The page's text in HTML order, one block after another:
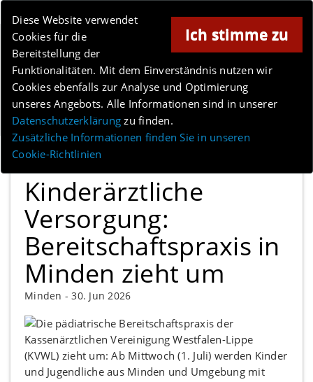
Ich stimme zu
Diese Website verwendet
Cookies für die
Bereitstellung der
Funktionalitäten. Mit dem Einverständnis nutzen wir
Cookies ebenfalls zur Analyse und Optimierung
unseres Angebots. Alle Informationen sind in unserer
Datenschutzerklärung zu finden.
Zusätzliche Informationen finden Sie in unseren
Cookie-Richtlinien
Anzeige
Menü
Kinderärztliche
Versorgung:
Bereitschaftspraxis in
Minden zieht um
Minden -30. Jun 2026